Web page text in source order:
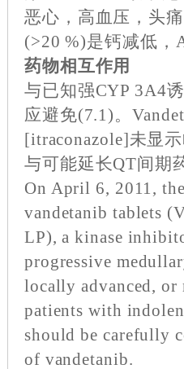
恶心，高血压，头
(>20 %)是钙减低，
药物相互作用
与已知强CYP 3A4
应避免(7.1)。
[itraconazole]未显
与可能延长QT间期
On April 6, 2011,
vandetanib tablets
LP), a kinase
progressive
locally advanced, or
patients with
should be carefully
of vandetanib.